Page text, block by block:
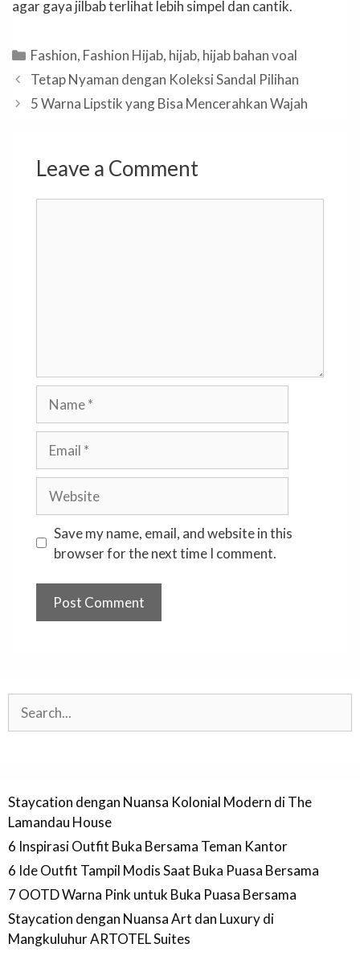
agar gaya jilbab terlihat lebih simpel dan cantik.
Categories
Fashion, Fashion Hijab, hijab, hijab bahan voal
Tetap Nyaman dengan Koleksi Sandal Pilihan
5 Warna Lipstik yang Bisa Mencerahkan Wajah
Leave a Comment
Save my name, email, and website in this
browser for the next time I comment.
Search
Staycation dengan Nuansa Kolonial Modern di The
Lamandau House
6 Inspirasi Outfit Buka Bersama Teman Kantor
6 Ide Outfit Tampil Modis Saat Buka Puasa Bersama
7 OOTD Warna Pink untuk Buka Puasa Bersama
Staycation dengan Nuansa Art dan Luxury di
Mangkuluhur ARTOTEL Suites